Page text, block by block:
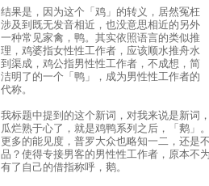
结果是，因为这个「鸡」的转义，居然冤枉
涉及到既无发音相近，也没意思相近的另外
一种常见家禽，鸭。其实依照语言的类似推
理，鸡婆指女性性工作者，应该顺水推舟水
到渠成，鸡公指男性性工作者，不成想，简
洁明了的一个「鸭」，成为男性性工作者的
代称。
我标题中提到的这个新词，对我来说是新词
瓜烂熟于心了，就是鸡鸭系列之后，「鹅」
更多的能见度，普罗大众也略知一二，还是
品？使得专接男客的男性性工作者，原本不
有了自己的借指称呼，鹅。